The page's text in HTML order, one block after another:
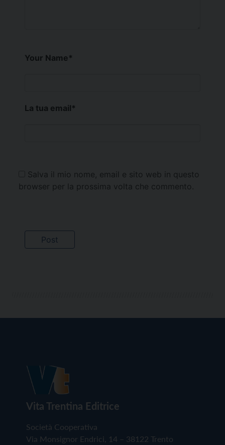
Your Name*
La tua email*
Salva il mio nome, email e sito web in questo
browser per la prossima volta che commento.
Vita Trentina Editrice
Società Cooperativa
Via Monsignor Endrici, 14 – 38122 Trento